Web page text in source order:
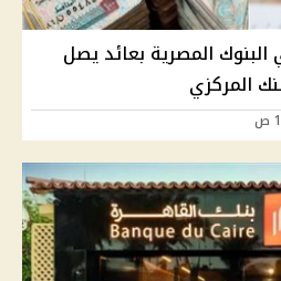
المصرية بعائد يصل